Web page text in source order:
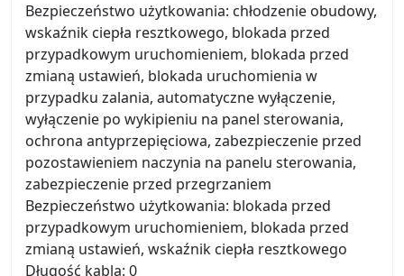
Bezpieczeństwo użytkowania: chłodzenie obudowy,
wskaźnik ciepła resztkowego, blokada przed
przypadkowym uruchomieniem, blokada przed
zmianą ustawień, blokada uruchomienia w
przypadku zalania, automatyczne wyłączenie,
wyłączenie po wykipieniu na panel sterowania,
ochrona antyprzepięciowa, zabezpieczenie przed
pozostawieniem naczynia na panelu sterowania,
zabezpieczenie przed przegrzaniem
Bezpieczeństwo użytkowania: blokada przed
przypadkowym uruchomieniem, blokada przed
zmianą ustawień, wskaźnik ciepła resztkowego
Długość kabla: 0